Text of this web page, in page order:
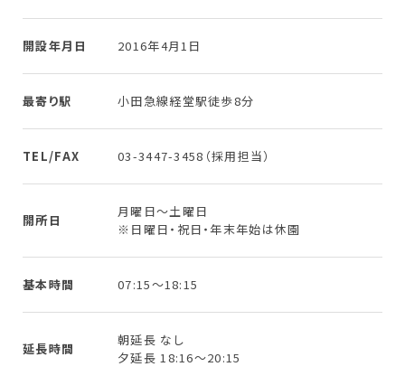
開設年月日 2016年4月1日
最寄り駅 小田急線経堂駅徒歩8分
TEL/FAX 03-3447-3458（採用担当）
開所日
月曜日～土曜日
※日曜日・祝日・年末年始は休園
基本時間 07:15～18:15
延長時間
朝延長 なし
夕延長 18:16～20:15